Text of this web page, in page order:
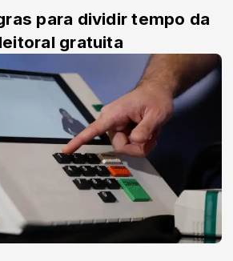
para dividir tempo da
gratuita